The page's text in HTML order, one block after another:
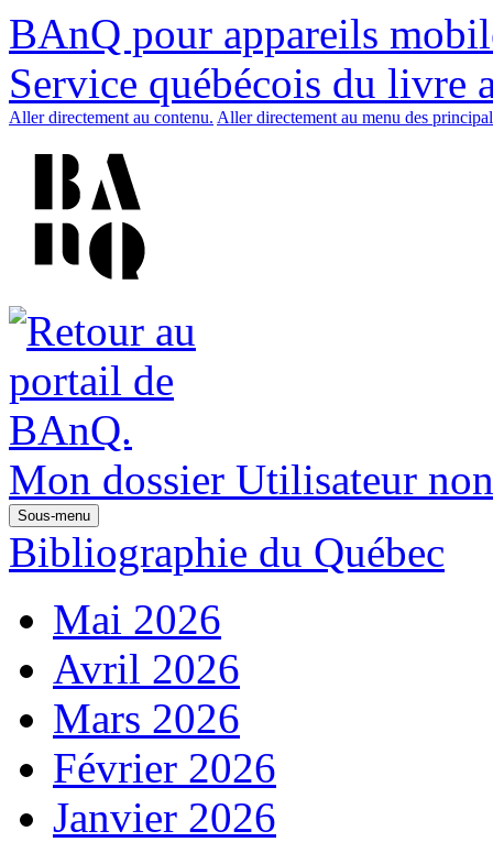
BAnQ pour appareils
Service québécois du livre
Aller directement au contenu. Aller directement au menu des
Mon dossier Utilisateur
Sous-menu
Bibliographie du Québec
Mai 2026
Avril 2026
Mars 2026
Février 2026
Janvier 2026